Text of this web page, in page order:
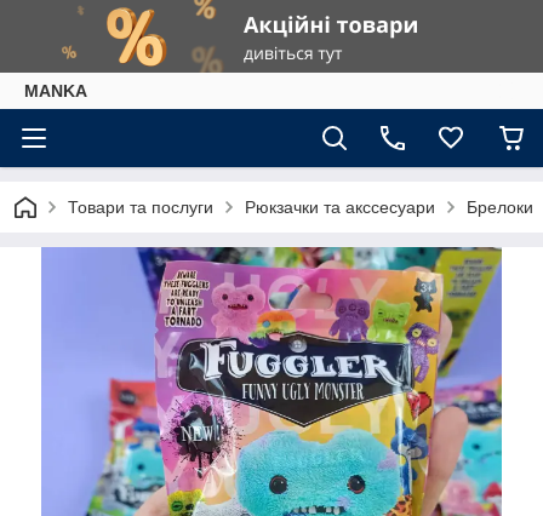
МАNKА
Товари та послуги Рюкзачки та акссесуари Брелоки